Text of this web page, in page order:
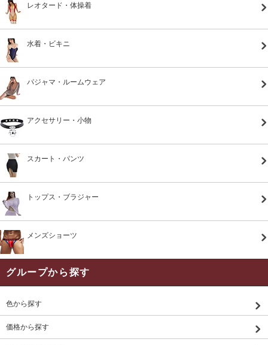
レオタード・体操着
水着・ビキニ
パジャマ・ルームウェア
アクセサリー・小物
スカート・パンツ
トップス・ブラジャー
メンズショーツ
グループから探す
色から探す
価格から探す